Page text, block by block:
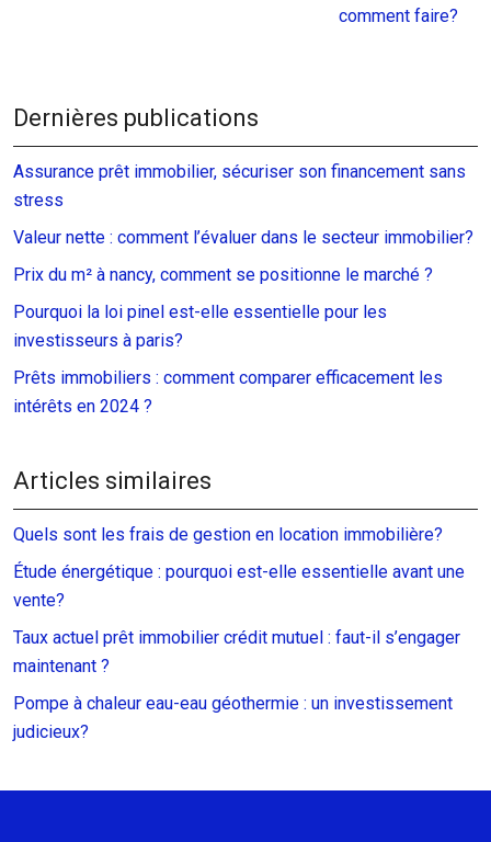
comment faire?
Dernières publications
Assurance prêt immobilier, sécuriser son financement sans
stress
Valeur nette : comment l’évaluer dans le secteur immobilier?
Prix du m² à nancy, comment se positionne le marché ?
Pourquoi la loi pinel est-elle essentielle pour les
investisseurs à paris?
Prêts immobiliers : comment comparer efficacement les
intérêts en 2024 ?
Articles similaires
Quels sont les frais de gestion en location immobilière?
Étude énergétique : pourquoi est-elle essentielle avant une
vente?
Taux actuel prêt immobilier crédit mutuel : faut-il s’engager
maintenant ?
Pompe à chaleur eau-eau géothermie : un investissement
judicieux?